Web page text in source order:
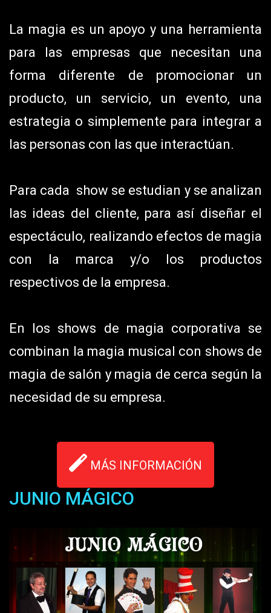
La magia es un apoyo y una herramienta
para las empresas que necesitan una
forma diferente de promocionar un
producto, un servicio, un evento, una
estrategia o simplemente para integrar a
las personas con las que interactúan.
Para cada show se estudian y se analizan
las ideas del cliente, para así diseñar el
espectáculo, realizando efectos de magia
con la marca y/o los productos
respectivos de la empresa.
En los shows de magia corporativa se
combinan la magia musical con shows de
magia de salón y magia de cerca según la
necesidad de su empresa.
MÁS INFORMACIÓN
JUNIO MÁGICO